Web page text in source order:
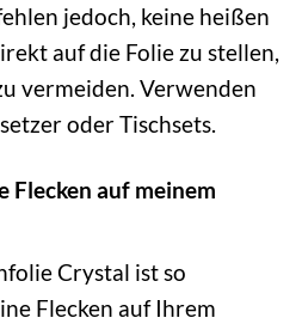
jedoch, keine heißen
auf die Folie zu stellen,
vermeiden. Verwenden
oder Tischsets.
Flecken auf meinem
Crystal ist so
Flecken auf Ihrem